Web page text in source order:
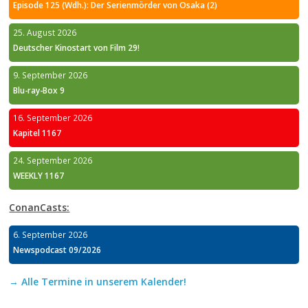
Episode 125 (Wdh.): Der Serienmörder von Osaka (2)
25. August 2026
Deutscher Kinostart von Film 29!
9. September 2026
Blu-ray-Box 9
16. September 2026
Kapitel 1167
24. September 2026
WEEKLY 1167
ConanCasts:
6. September 2026
Newspodcast 09/2026
→ Alle Termine in unserem Kalender!